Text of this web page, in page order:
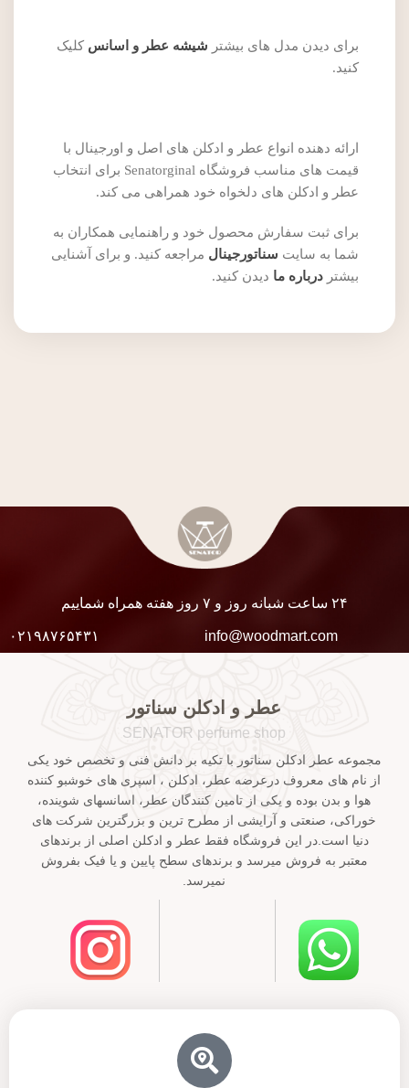
برای دیدن مدل های بیشتر شیشه عطر و اسانس کلیک
کنید.
ارائه دهنده انواع عطر و ادکلن های اصل و اورجینال با
قیمت های مناسب فروشگاه Senatorginal برای انتخاب
عطر و ادکلن های دلخواه خود همراهی می کند.
برای ثبت سفارش محصول خود و راهنمایی همکاران به
شما به سایت سناتورجینال مراجعه کنید. و برای آشنایی
بیشتر درباره ما دیدن کنید.
۲۴ ساعت شبانه روز و ۷ روز هفته همراه شماییم
info@woodmart.com ۰۲۱۹۸۷۶۵۴۳۱
عطر و ادکلن سناتور
SENATOR perfume shop
مجموعه عطر ادکلن سناتور با تکیه بر دانش فنی و تخصص خود یکی
از نام های معروف درعرضه عطر، ادکلن ، اسپری های خوشبو کننده
هوا و بدن بوده و یکی از تامین کنندگان عطر، اسانسهای شوینده،
خوراکی، صنعتی و آرایشی از مطرح ترین و بزرگترین شرکت های
دنیا است.در این فروشگاه فقط عطر و ادکلن اصلی از برندهای
معتبر به فروش میرسد و برندهای سطح پایین و یا فیک بفروش
نمیرسد.